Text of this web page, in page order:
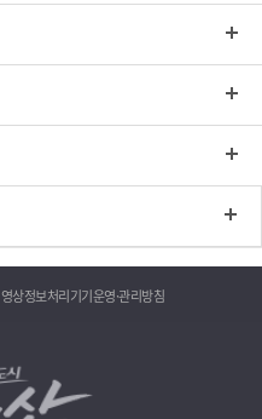
영상정보처리기기운영·관리방침